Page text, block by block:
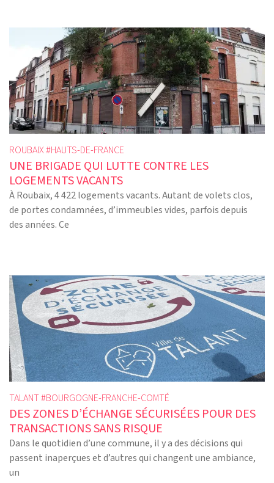
ROUBAIX #HAUTS-DE-FRANCE
UNE BRIGADE QUI LUTTE CONTRE LES
LOGEMENTS VACANTS
À Roubaix, 4 422 logements vacants. Autant de volets clos,
de portes condamnées, d’immeubles vides, parfois depuis
des années. Ce
TALANT #BOURGOGNE-FRANCHE-COMTÉ
DES ZONES D’ÉCHANGE SÉCURISÉES POUR DES
TRANSACTIONS SANS RISQUE
Dans le quotidien d’une commune, il y a des décisions qui
passent inaperçues et d’autres qui changent une ambiance,
un